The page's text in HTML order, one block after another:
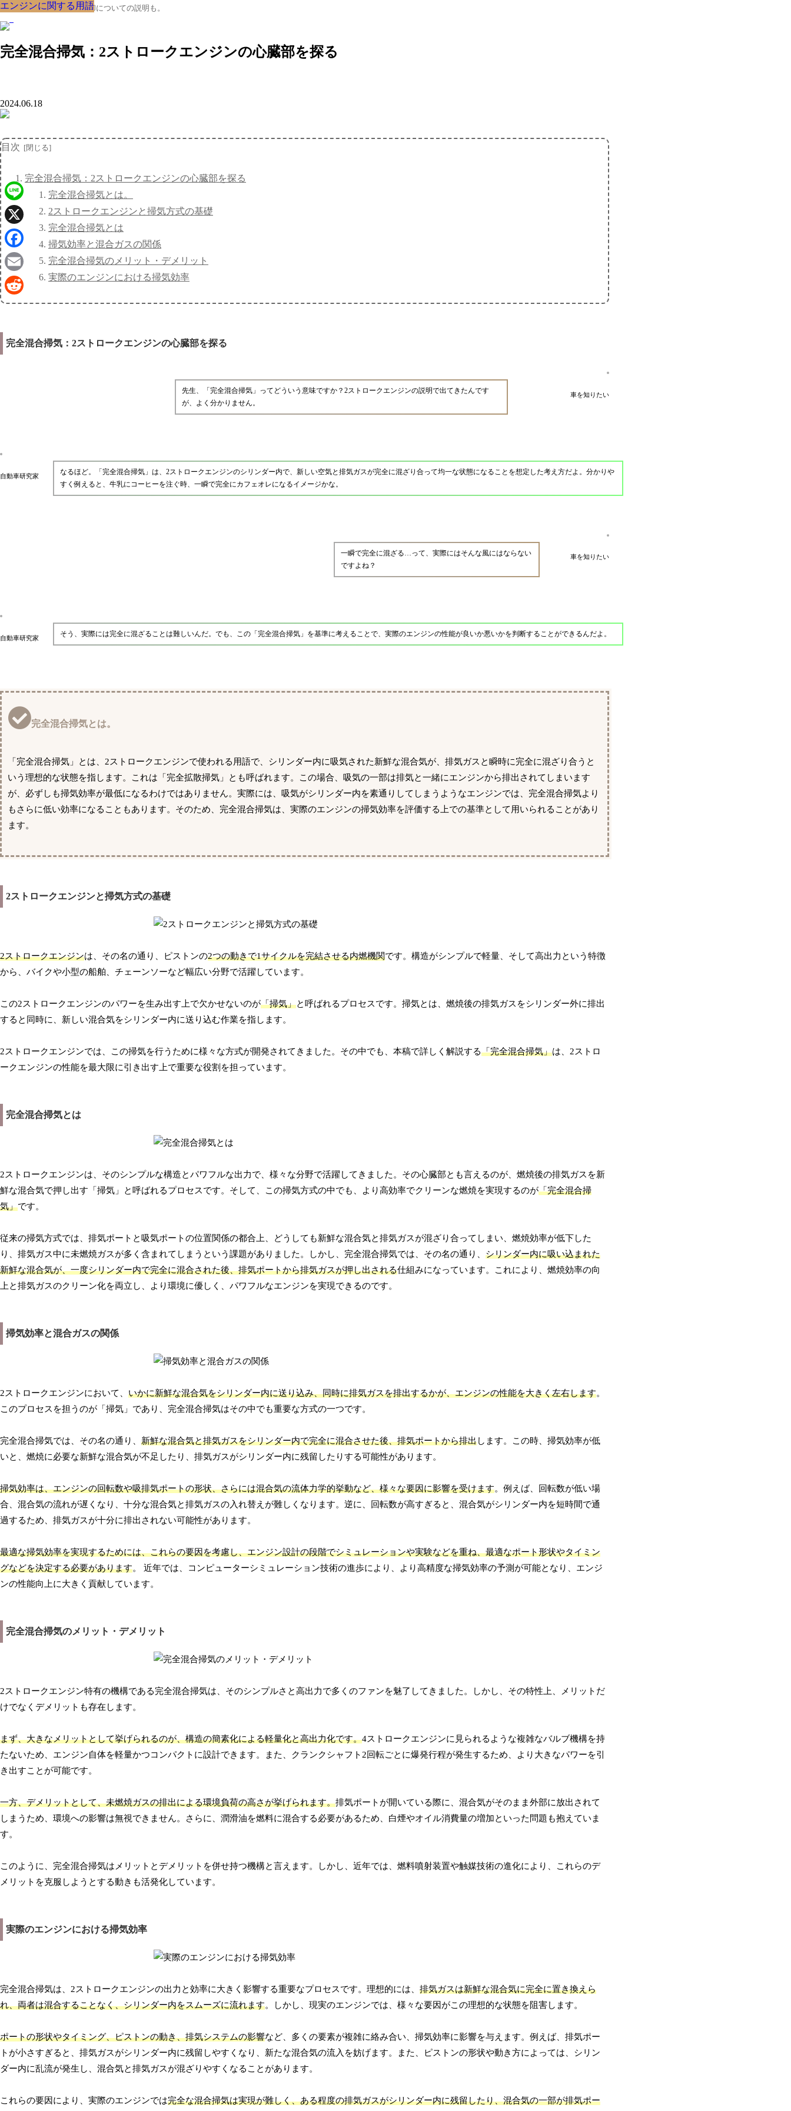
クルマの大辞典、購入･売却についての説明も。
完全混合掃気：2ストロークエンジンの心臓部を探る
エンジンに関する用語
2024.06.18
目次
完全混合掃気：2ストロークエンジンの心臓部を探る
完全混合掃気とは。
2ストロークエンジンと掃気方式の基礎
完全混合掃気とは
掃気効率と混合ガスの関係
完全混合掃気のメリット・デメリット
実際のエンジンにおける掃気効率
完全混合掃気：2ストロークエンジンの心臓部を探る
車を知りたい
先生、「完全混合掃気」ってどういう意味ですか？2ストロークエンジンの説明で出てきたんです
が、よく分かりません。
自動車研究家
なるほど。「完全混合掃気」は、2ストロークエンジンのシリンダー内で、新しい空気と排気ガスが完全に混ざり合って均一な状態になることを想定した考え方だよ。分かりや
すく例えると、牛乳にコーヒーを注ぐ時、一瞬で完全にカフェオレになるイメージかな。
車を知りたい
一瞬で完全に混ざる…って、実際にはそんな風にはならない
ですよね？
自動車研究家 そう、実際には完全に混ざることは難しいんだ。でも、この「完全混合掃気」を基準に考えることで、実際のエンジンの性能が良いか悪いかを判断することができるんだよ。
完全混合掃気とは。
「完全混合掃気」とは、2ストロークエンジンで使われる用語で、シリンダー内に吸気された新鮮な混合気が、排気ガスと瞬時に完全に混ざり合うと
いう理想的な状態を指します。これは「完全拡散掃気」とも呼ばれます。この場合、吸気の一部は排気と一緒にエンジンから排出されてしまいます
が、必ずしも掃気効率が最低になるわけではありません。実際には、吸気がシリンダー内を素通りしてしまうようなエンジンでは、完全混合掃気より
もさらに低い効率になることもあります。そのため、完全混合掃気は、実際のエンジンの掃気効率を評価する上での基準として用いられることがあり
ます。
2ストロークエンジンと掃気方式の基礎
2ストロークエンジンは、その名の通り、ピストンの2つの動きで1サイクルを完結させる内燃機関です。構造がシンプルで軽量、そして高出力という特徴
から、バイクや小型の船舶、チェーンソーなど幅広い分野で活躍しています。
この2ストロークエンジンのパワーを生み出す上で欠かせないのが「掃気」と呼ばれるプロセスです。掃気とは、燃焼後の排気ガスをシリンダー外に排出
すると同時に、新しい混合気をシリンダー内に送り込む作業を指します。
2ストロークエンジンでは、この掃気を行うために様々な方式が開発されてきました。その中でも、本稿で詳しく解説する「完全混合掃気」は、2ストロ
ークエンジンの性能を最大限に引き出す上で重要な役割を担っています。
完全混合掃気とは
2ストロークエンジンは、そのシンプルな構造とパワフルな出力で、様々な分野で活躍してきました。その心臓部とも言えるのが、燃焼後の排気ガスを新
鮮な混合気で押し出す「掃気」と呼ばれるプロセスです。そして、この掃気方式の中でも、より高効率でクリーンな燃焼を実現するのが「完全混合掃
気」です。
従来の掃気方式では、排気ポートと吸気ポートの位置関係の都合上、どうしても新鮮な混合気と排気ガスが混ざり合ってしまい、燃焼効率が低下した
り、排気ガス中に未燃焼ガスが多く含まれてしまうという課題がありました。しかし、完全混合掃気では、その名の通り、 シリンダー内に吸い込まれた
新鮮な混合気が、一度シリンダー内で完全に混合された後、排気ポートから排気ガスが押し出される仕組みになっています。これにより、燃焼効率の向
上と排気ガスのクリーン化を両立し、より環境に優しく、パワフルなエンジンを実現できるのです。
掃気効率と混合ガスの関係
2ストロークエンジンにおいて、 いかに新鮮な混合気をシリンダー内に送り込み、同時に排気ガスを排出するかが、エンジンの性能を大きく左右します。
このプロセスを担うのが「掃気」であり、完全混合掃気はその中でも重要な方式の一つです。
完全混合掃気では、その名の通り、 新鮮な混合気と排気ガスをシリンダー内で完全に混合させた後、排気ポートから排出します。この時、掃気効率が低
いと、燃焼に必要な新鮮な混合気が不足したり、排気ガスがシリンダー内に残留したりする可能性があります。
掃気効率は、エンジンの回転数や吸排気ポートの形状、さらには混合気の流体力学的挙動など、様々な要因に影響を受けます。例えば、回転数が低い場
合、混合気の流れが遅くなり、十分な混合気と排気ガスの入れ替えが難しくなります。逆に、回転数が高すぎると、混合気がシリンダー内を短時間で通
過するため、排気ガスが十分に排出されない可能性があります。
最適な掃気効率を実現するためには、これらの要因を考慮し、エンジン設計の段階でシミュレーションや実験などを重ね、最適なポート形状やタイミン
グなどを決定する必要があります。 近年では、コンピューターシミュレーション技術の進歩により、より高精度な掃気効率の予測が可能となり、エンジ
ンの性能向上に大きく貢献しています。
完全混合掃気のメリット・デメリット
2ストロークエンジン特有の機構である完全混合掃気は、そのシンプルさと高出力で多くのファンを魅了してきました。しかし、その特性上、メリットだ
けでなくデメリットも存在します。
まず、大きなメリットとして挙げられるのが、構造の簡素化による軽量化と高出力化です。4ストロークエンジンに見られるような複雑なバルブ機構を持
たないため、エンジン自体を軽量かつコンパクトに設計できます。また、クランクシャフト2回転ごとに爆発行程が発生するため、より大きなパワーを引
き出すことが可能です。
一方、デメリットとして、未燃焼ガスの排出による環境負荷の高さが挙げられます。排気ポートが開いている際に、混合気がそのまま外部に放出されて
しまうため、環境への影響は無視できません。さらに、潤滑油を燃料に混合する必要があるため、白煙やオイル消費量の増加といった問題も抱えていま
す。
このように、完全混合掃気はメリットとデメリットを併せ持つ機構と言えます。しかし、近年では、燃料噴射装置や触媒技術の進化により、これらのデ
メリットを克服しようとする動きも活発化しています。
実際のエンジンにおける掃気効率
完全混合掃気は、2ストロークエンジンの出力と効率に大きく影響する重要なプロセスです。理想的には、 排気ガスは新鮮な混合気に完全に置き換えら
れ、両者は混合することなく、シリンダー内をスムーズに流れます。しかし、現実のエンジンでは、様々な要因がこの理想的な状態を阻害します。
ポートの形状やタイミング、ピストンの動き、排気システムの影響など、多くの要素が複雑に絡み合い、掃気効率に影響を与えます。例えば、排気ポー
トが小さすぎると、排気ガスがシリンダー内に残留しやすくなり、新たな混合気の流入を妨げます。また、ピストンの形状や動き方によっては、シリン
ダー内に乱流が発生し、混合気と排気ガスが混ざりやすくなることがあります。
これらの要因により、実際のエンジンでは完全な混合掃気は実現が難しく、ある程度の排気ガスがシリンダー内に残留したり、混合気の一部が排気ポー
エンジンに関する用語
エンジンに関する用語
エンジンに関する用語
エンジンに関する用語
エンジンに関する用語
エンジンに関する用語
エンジンに関する用語
エンジンに関する用語
Line
X
Facebook
Email
Reddit